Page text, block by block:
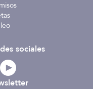
sociales